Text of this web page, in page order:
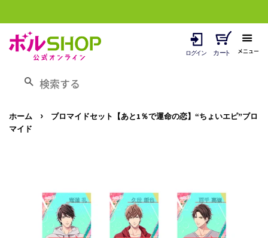
メニュー
検索する
ホーム ›
ブロマイドセット【あと1％で運命の恋】“ちょいエピ”ブロ
マイド